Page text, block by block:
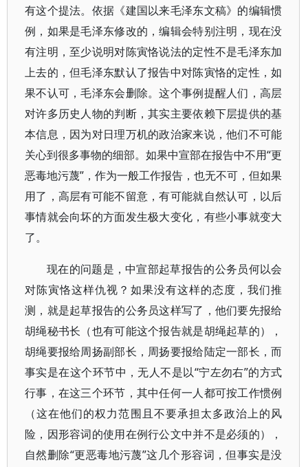
有这个提法。依据《建国以来毛泽东文稿》的编辑惯
例，如果是毛泽东修改的，编辑会特别注明，现在没
有注明，至少说明对陈寅恪说法的定性不是毛泽东加
上去的，但毛泽东默认了报告中对陈寅恪的定性，如
果不认可，毛泽东会删除。这个事例提醒人们，高层
对许多历史人物的判断，其实主要依赖下层提供的基
本信息，因为对日理万机的政治家来说，他们不可能
关心到很多事物的细部。如果中宣部在报告中不用“更
恶毒地污蔑”，作为一般工作报告，也无不可，但如果
用了，高层有可能不留意，有可能就自然认可，以后
事情就会向坏的方面发生极大变化，有些小事就变大
了。
现在的问题是，中宣部起草报告的公务员何以会
对陈寅恪这样仇视？如果没有这样的态度，我们推
测，就是起草报告的公务员这样写了，他们要先报给
胡绳秘书长（也有可能这个报告就是胡绳起草的），
胡绳要报给周扬副部长，周扬要报给陆定一部长，而
事实是在这个环节中，无人不是以“宁左勿右”的方式
行事，在这三个环节，其中任何一人都可按工作惯例
（这在他们的权力范围且不要承担太多政治上的风
险，因形容词的使用在例行公文中并不是必须的），
自然删除“更恶毒地污蔑”这几个形容词，但事实是没